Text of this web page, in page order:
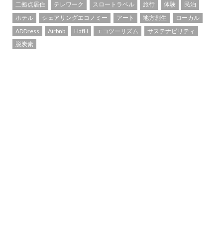
二拠点居住
テレワーク スロートラベル 旅行 体験
民泊
ホテル
シェアリングエコノミー アート 地方創生
ローカル
ADDress
Airbnb HafH エコツーリズム
サステナビリティ
脱炭素